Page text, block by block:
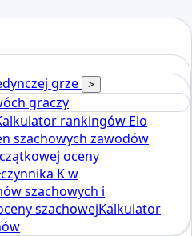
grze >
graczy
rankingów Elo
szachowych zawodów
oceny
K w
szachowych i
szachowejKalkulator